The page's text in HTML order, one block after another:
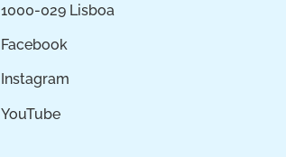
1000-029 Lisboa
Facebook
Instagram
YouTube